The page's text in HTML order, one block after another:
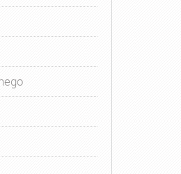
Kurs Animatora Zabaw dla Dzieci